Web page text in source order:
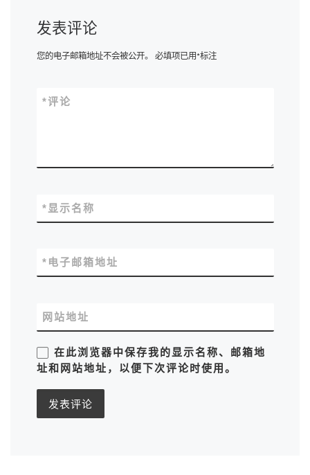
发表评论
您的电子邮箱地址不会被公开。 必填项已用*标注
评论
*
显示名称
*
电子邮箱地址
*
网站地址
在此浏览器中保存我的显示名称、邮箱地
址和网站地址，以便下次评论时使用。